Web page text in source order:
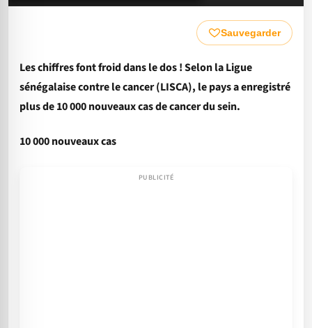
Sauvegarder
Les chiffres font froid dans le dos ! Selon la Ligue
sénégalaise contre le cancer (LISCA), le pays a enregistré
plus de 10 000 nouveaux cas de cancer du sein.
10 000 nouveaux cas